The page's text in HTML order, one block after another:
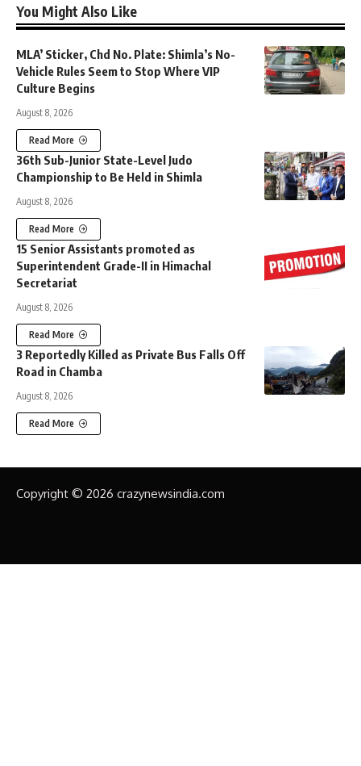
You Might Also Like
MLA’ Sticker, Chd No. Plate: Shimla’s No-
Vehicle Rules Seem to Stop Where VIP
Culture Begins
August 8, 2026
Read More
36th Sub-Junior State-Level Judo
Championship to Be Held in Shimla
August 8, 2026
Read More
15 Senior Assistants promoted as
Superintendent Grade-II in Himachal
Secretariat
August 8, 2026
Read More
3 Reportedly Killed as Private Bus Falls Off
Road in Chamba
August 8, 2026
Read More
Copyright © 2026 crazynewsindia.com